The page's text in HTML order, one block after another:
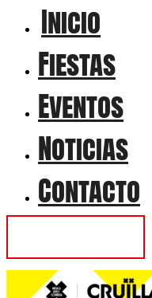
Inicio
Fiestas
Eventos
Noticias
Contacto